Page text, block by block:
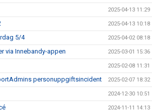
2025-04-13 11:29
2025-04-13 10:18
5/4 2025-04-02 08:18
via Innebandy-appen 2025-03-01 15:36
2025-02-08 11:31
personuppgiftsincident 2025-02-07 18:32
2024-12-30 10:51
2024-11-11 14:13